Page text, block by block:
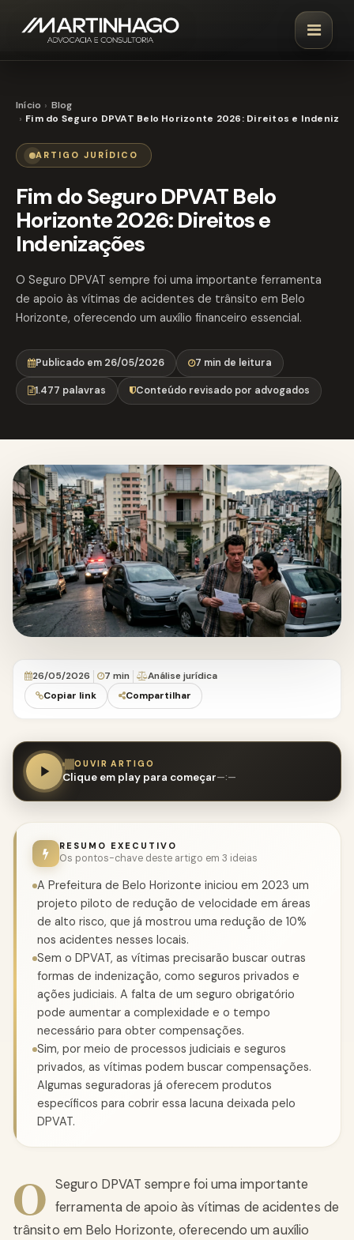
Início
Blog
Fim do Seguro DPVAT Belo Horizonte 2026: Direitos e
ARTIGO JURÍDICO
Fim do Seguro DPVAT Belo
Horizonte 2026: Direitos e
Indenizações
O Seguro DPVAT sempre foi uma importante ferramenta
de apoio às vítimas de acidentes de trânsito em Belo
Horizonte, oferecendo um auxílio financeiro essencial.
Publicado em 26/05/2026 7 min de leitura
1.477 palavras Conteúdo revisado por advogados
26/05/2026 7 min
Análise jurídica
Copiar link
Compartilhar
OUVIR ARTIGO
Clique em play para começar—:—
RESUMO EXECUTIVO
Os pontos-chave deste artigo em 3 ideias
A Prefeitura de Belo Horizonte iniciou em 2023 um
projeto piloto de redução de velocidade em áreas
de alto risco, que já mostrou uma redução de 10%
nos acidentes nesses locais.
Sem o DPVAT, as vítimas precisarão buscar outras
formas de indenização, como seguros privados e
ações judiciais. A falta de um seguro obrigatório
pode aumentar a complexidade e o tempo
necessário para obter compensações.
Sim, por meio de processos judiciais e seguros
privados, as vítimas podem buscar compensações.
Algumas seguradoras já oferecem produtos
específicos para cobrir essa lacuna deixada pelo
DPVAT.
O Seguro DPVAT sempre foi uma importante
ferramenta de apoio às vítimas de acidentes de
trânsito em Belo Horizonte, oferecendo um auxílio